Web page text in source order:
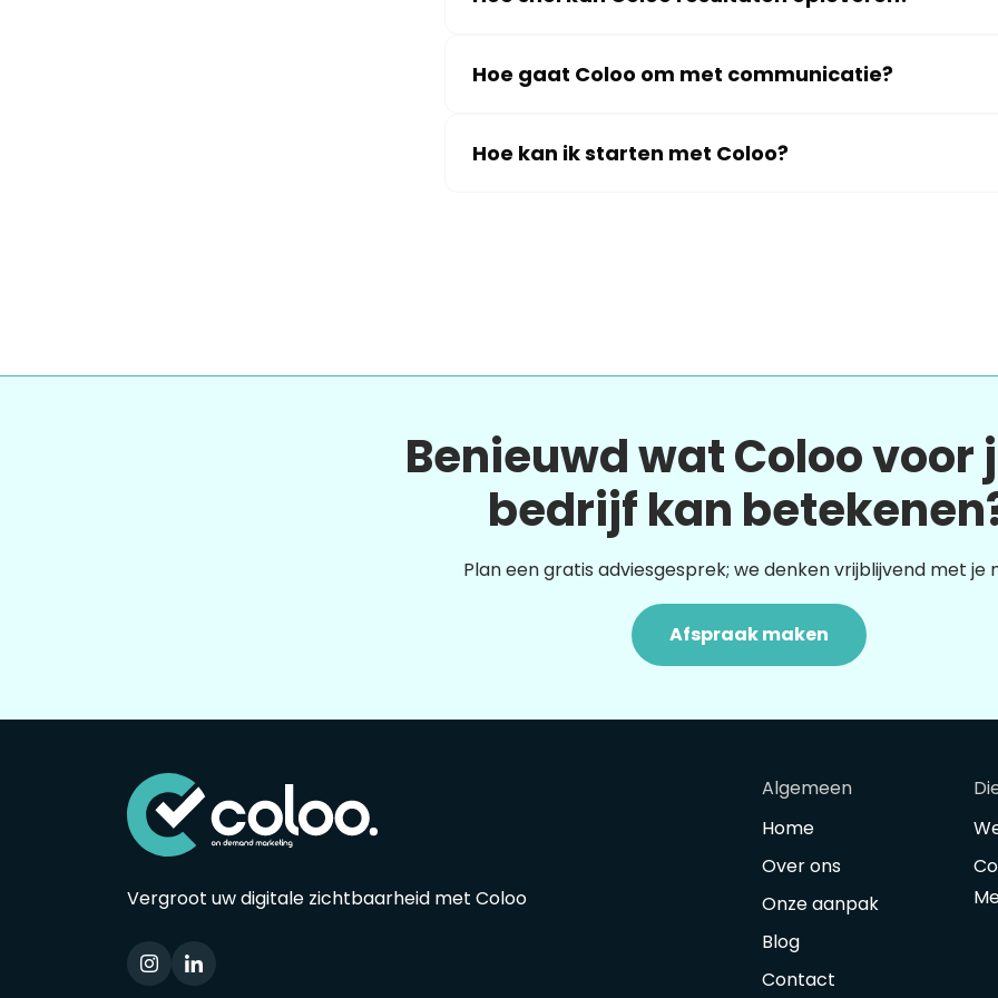
Hoe gaat Coloo om met communicatie?
Hoe kan ik starten met Coloo?
Benieuwd wat Coloo voor
bedrijf kan
Plan een gratis adviesgesprek; we denken vrijblijvend met je
Afspraak maken
Vergroot uw digitale zichtbaarheid met Coloo
Algemeen
Home
Over ons
Onze aanpak
Blog
Contact